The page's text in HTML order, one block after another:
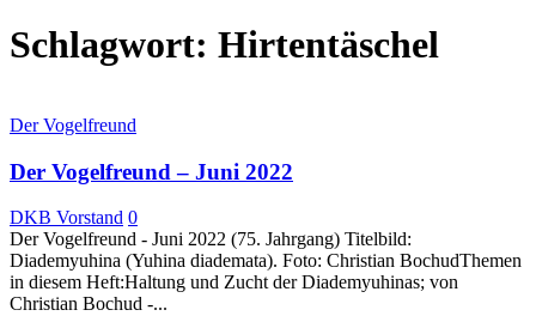
Schlagwort: Hirtentäschel
Der Vogelfreund
Der Vogelfreund – Juni 2022
DKB Vorstand 0
Der Vogelfreund - Juni 2022 (75. Jahrgang) Titelbild:
Diademyuhina (Yuhina diademata). Foto: Christian BochudThemen
in diesem Heft:Haltung und Zucht der Diademyuhinas; von
Christian Bochud -...